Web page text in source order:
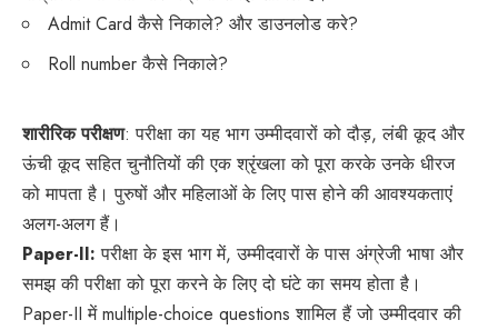
Admit Card कैसे निकाले? और डाउनलोड करे?
Roll number कैसे निकाले?
शारीरिक परीक्षण: परीक्षा का यह भाग उम्मीदवारों को दौड़, लंबी कूद और
ऊंची कूद सहित चुनौतियों की एक श्रृंखला को पूरा करके उनके धीरज
को मापता है। पुरुषों और महिलाओं के लिए पास होने की आवश्यकताएं
अलग-अलग हैं।
Paper-II:परीक्षा के इस भाग में, उम्मीदवारों के पास अंग्रेजी भाषा और
समझ की परीक्षा को पूरा करने के लिए दो घंटे का समय होता है।
Paper-II में multiple-choice questions शामिल हैं जो उम्मीदवार की